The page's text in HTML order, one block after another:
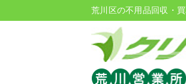
荒川区の不用品回収・